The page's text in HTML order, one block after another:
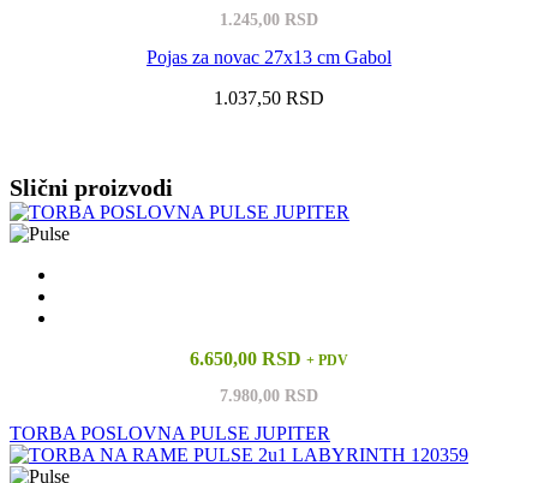
1.245,00 RSD
Pojas za novac 27x13 cm Gabol
1.037,50 RSD
Slični proizvodi
6.650,00 RSD + PDV
7.980,00 RSD
TORBA POSLOVNA PULSE JUPITER